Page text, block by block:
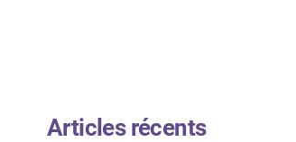
Articles récents